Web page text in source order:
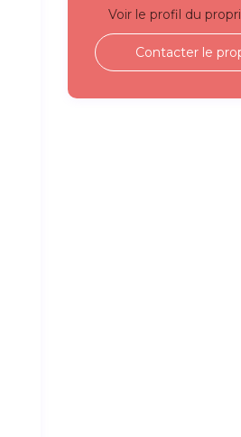
Voir le profil du
Contacter le